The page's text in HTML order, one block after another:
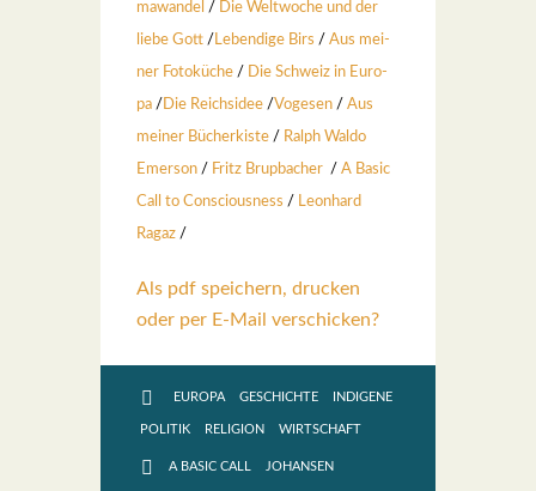
ma­wan­del / Die Welt­wo­che und der
lie­be Gott / Leben­di­ge Birs / Aus mei­
ner Foto­kü­che / Die Schweiz in Euro­
pa / Die Reichs­idee /Voge­sen / Aus
mei­ner Bücher­kis­te / Ralph Wal­do
Emer­son / Fritz Brup­ba­cher / A Basic
Call to Con­scious­ness / Leon­hard
Ragaz /
Als pdf speichern, drucken
oder per E-Mail verschicken?
EUROPA GESCHICHTE INDIGENE
POLITIK RELIGION WIRTSCHAFT
A BASIC CALL JOHANSEN